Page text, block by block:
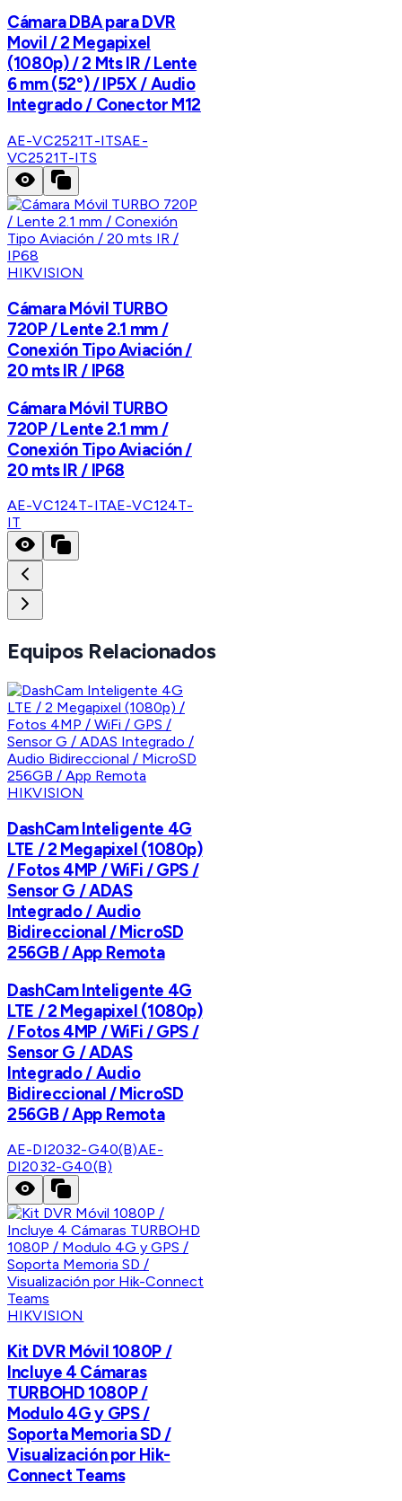
Cámara DBA para DVR
Movil / 2 Megapixel
(1080p) / 2 Mts IR / Lente
6 mm (52°) / IP5X / Audio
Integrado / Conector M12
AE-VC2521T-ITSAE-
VC2521T-ITS
HIKVISION
Cámara Móvil TURBO
720P / Lente 2.1 mm /
Conexión Tipo Aviación /
20 mts IR / IP68
Cámara Móvil TURBO
720P / Lente 2.1 mm /
Conexión Tipo Aviación /
20 mts IR / IP68
AE-VC124T-ITAE-VC124T-
IT
Equipos Relacionados
HIKVISION
DashCam Inteligente 4G
LTE / 2 Megapixel (1080p)
/ Fotos 4MP / WiFi / GPS /
Sensor G / ADAS
Integrado / Audio
Bidireccional / MicroSD
256GB / App Remota
DashCam Inteligente 4G
LTE / 2 Megapixel (1080p)
/ Fotos 4MP / WiFi / GPS /
Sensor G / ADAS
Integrado / Audio
Bidireccional / MicroSD
256GB / App Remota
AE-DI2032-G40(B)AE-
DI2032-G40(B)
HIKVISION
Kit DVR Móvil 1080P /
Incluye 4 Cámaras
TURBOHD 1080P /
Modulo 4G y GPS /
Soporta Memoria SD /
Visualización por Hik-
Connect Teams